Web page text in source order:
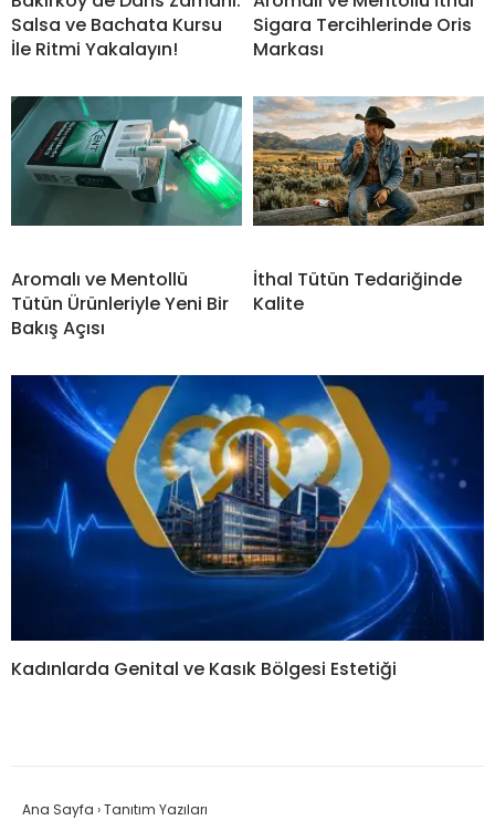
Salsa ve Bachata Kursu
İle Ritmi Yakalayın!
Sigara Tercihlerinde Oris
Markası
Aromalı ve Mentollü
Tütün Ürünleriyle Yeni Bir
Bakış Açısı
İthal Tütün Tedariğinde
Kalite
Kadınlarda Genital ve Kasık Bölgesi Estetiği
Ana Sayfa ›Tanıtım Yazıları